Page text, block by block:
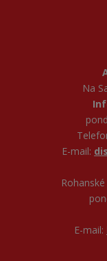
Na
E-mail:
E-mail: